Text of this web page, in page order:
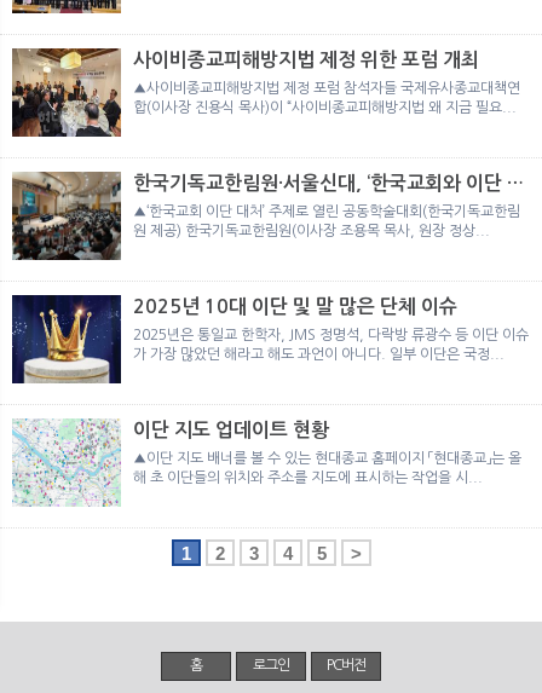
사이비종교피해방지법 제정 위한 포럼 개최
▲사이비종교피해방지법 제정 포럼 참석자들 국제유사종교대책연
합(이사장 진용식 목사)이 “사이비종교피해방지법 왜 지금 필요...
한국기독교한림원·서울신대, ‘한국교회와 이단 대
처’ 주제로 공동학술대회 개최
▲‘한국교회 이단 대처’ 주제로 열린 공동학술대회(한국기독교한림
원 제공) 한국기독교한림원(이사장 조용목 목사, 원장 정상...
2025년 10대 이단 및 말 많은 단체 이슈
2025년은 통일교 한학자, JMS 정명석, 다락방 류광수 등 이단 이슈
가 가장 많았던 해라고 해도 과언이 아니다. 일부 이단은 국정...
이단 지도 업데이트 현황
▲이단 지도 배너를 볼 수 있는 현대종교 홈페이지 「현대종교」는 올
해 초 이단들의 위치와 주소를 지도에 표시하는 작업을 시...
1 2 3 4 5 >
홈 로그인 PC버전